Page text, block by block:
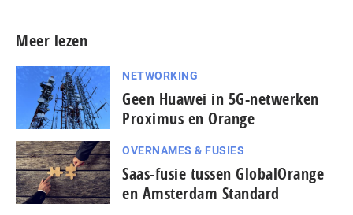
Meer lezen
NETWORKING
Geen Huawei in 5G-netwerken
Proximus en Orange
OVERNAMES & FUSIES
Saas-fusie tussen GlobalOrange
en Amsterdam Standard